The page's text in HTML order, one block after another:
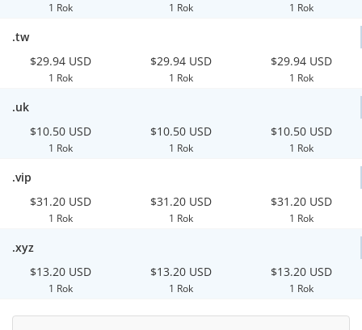
1 Rok 1 Rok 1 Rok
.tw
$29.94 USD
1 Rok
$29.94 USD
1 Rok
$29.94 USD
1 Rok
.uk
$10.50 USD
1 Rok
$10.50 USD
1 Rok
$10.50 USD
1 Rok
.vip
$31.20 USD
1 Rok
$31.20 USD
1 Rok
$31.20 USD
1 Rok
.xyz
$13.20 USD
1 Rok
$13.20 USD
1 Rok
$13.20 USD
1 Rok